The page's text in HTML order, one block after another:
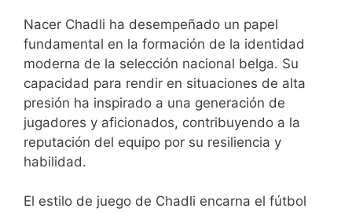
Nacer Chadli ha desempeñado un papel
fundamental en la formación de la identidad
moderna de la selección nacional belga. Su
capacidad para rendir en situaciones de alta
presión ha inspirado a una generación de
jugadores y aficionados, contribuyendo a la
reputación del equipo por su resiliencia y
habilidad.
El estilo de juego de Chadli encarna el fútbol